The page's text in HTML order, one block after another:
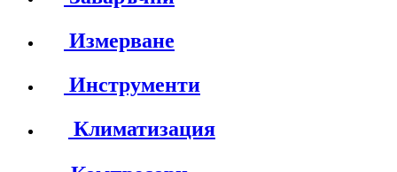
Измерване
Инструменти
Климатизация